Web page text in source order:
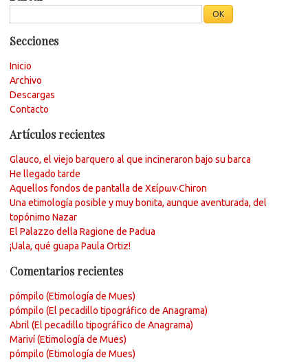
Secciones
Inicio
Archivo
Descargas
Contacto
Artículos recientes
Glauco, el viejo barquero al que incineraron bajo su barca
He llegado tarde
Aquellos fondos de pantalla de Χείρων·Chiron
Una etimología posible y muy bonita, aunque aventurada, del
topónimo Nazar
El Palazzo della Ragione de Padua
¡Uala, qué guapa Paula Ortiz!
Comentarios recientes
pómpilo (Etimología de Mues)
pómpilo (El pecadillo tipográfico de Anagrama)
Abril (El pecadillo tipográfico de Anagrama)
Mariví (Etimología de Mues)
pómpilo (Etimología de Mues)